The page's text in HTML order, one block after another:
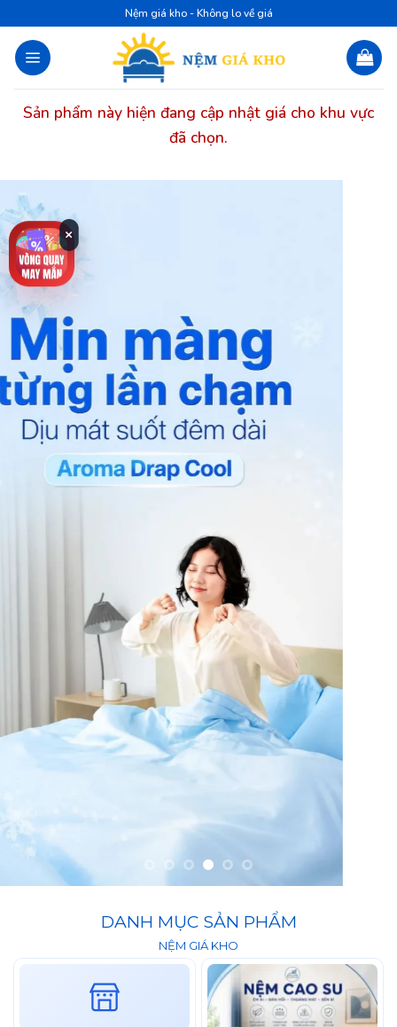
qua
nội
dung
Nệm giá kho - Không lo về giá
Sản phẩm này hiện đang cập nhật giá cho khu vực
đã chọn.
DANH MỤC SẢN PHẨM
NỆM GIÁ KHO
×